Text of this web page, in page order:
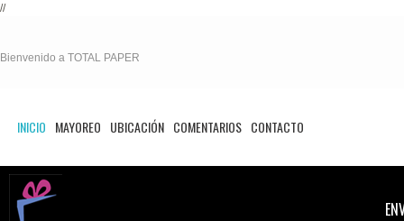
//
INICIO MAYOREO UBICACIÓN COMENTARIOS CONTACTO
Bienvenido a TOTAL PAPER